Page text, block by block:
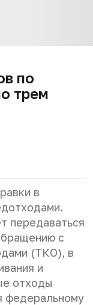
по
трем
в
передаваться
с
(ТКО), в
и
отходы
федеральному